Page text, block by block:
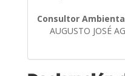
Consultor
AUGUSTO JOSÉ